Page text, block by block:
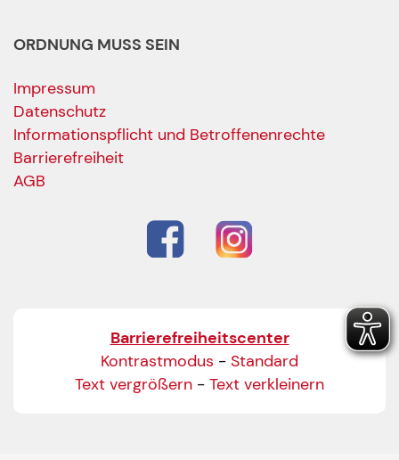
ORDNUNG MUSS SEIN
Impressum
Datenschutz
Informationspflicht und Betroffenenrechte
Barrierefreiheit
AGB
Barrierefreiheitscenter
Kontrastmodus - Standard
Text vergrößern - Text verkleinern